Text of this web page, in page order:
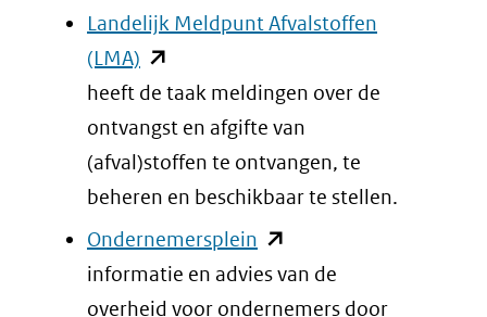
(verwijst
een
andere
website)
Landelijk Meldpunt Afvalstoffen
(LMA) (opent
in
nieuw
venster)
(verwijst
naar
een
andere
heeft de taak meldingen over de
ontvangst en afgifte van
(afval)stoffen te ontvangen, te
beheren en beschikbaar te stellen.
Ondernemersplein (opent
in
nieuw
informatie en advies van de
overheid voor ondernemers door